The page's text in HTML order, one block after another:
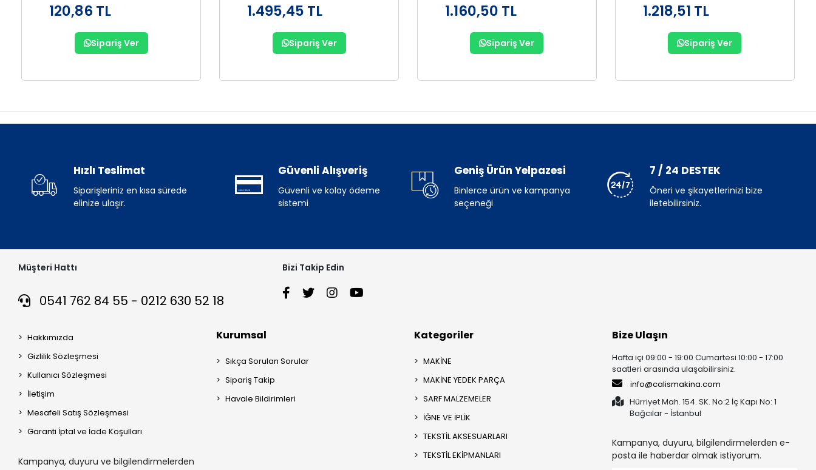
120,86 TL
Sipariş Ver
1.495,45 TL
Sipariş Ver
1.160,50 TL
Sipariş Ver
1.218,51 TL
Sipariş Ver
Hızlı Teslimat
Siparişleriniz en kısa sürede
elinize ulaşır.
Güvenli Alışveriş
Güvenli ve kolay ödeme
sistemi
Geniş Ürün Yelpazesi
Binlerce ürün ve kampanya
seçeneği
7 / 24 DESTEK
Öneri ve şikayetlerinizi bize
iletebilirsiniz.
Müşteri Hattı
0541 762 84 55 - 0212 630 52 18
Bizi Takip Edin
Hakkımızda
Gizlilik Sözleşmesi
Kullanıcı Sözleşmesi
İletişim
Mesafeli Satış Sözleşmesi
Garanti İptal ve İade Koşulları
Kampanya, duyuru ve bilgilendirmelerden
Kurumsal
Sıkça Sorulan Sorular
Sipariş Takip
Havale Bildirimleri
Kategoriler
MAKİNE
MAKİNE YEDEK PARÇA
SARF MALZEMELER
İĞNE VE İPLİK
TEKSTİL AKSESUARLARI
TEKSTİL EKİPMANLARI
Bize Ulaşın
Hafta içi 09:00 - 19:00 Cumartesi 10:00 - 17:00
saatleri arasında ulaşabilirsiniz.
info@calismakina.com
Hürriyet Mah. 154. SK. No:2 İç Kapı No: 1
Bağcılar - İstanbul
Kampanya, duyuru, bilgilendirmelerden e-
posta ile haberdar olmak istiyorum.